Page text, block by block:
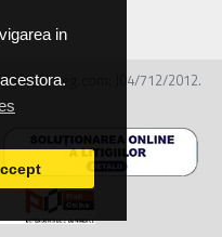
in
Nr.reg.com: J04/712/2012.